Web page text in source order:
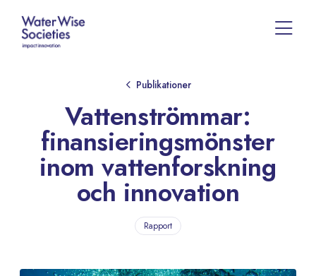
Publikationer
Vattenströmmar:
finansieringsmönster
inom vattenforskning
och innovation
Rapport